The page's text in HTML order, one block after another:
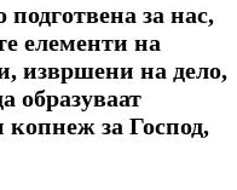
за нас,
елементи на
извршени на дело,
образуваат
за Господ,